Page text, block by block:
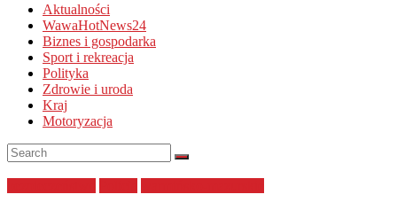
Aktualności
WawaHotNews24
Biznes i gospodarka
Sport i rekreacja
Polityka
Zdrowie i uroda
Kraj
Motoryzacja